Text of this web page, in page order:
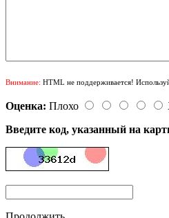
Внимание: HTML не поддерживается!
Оценка: Плохо
Введите код, указанный на